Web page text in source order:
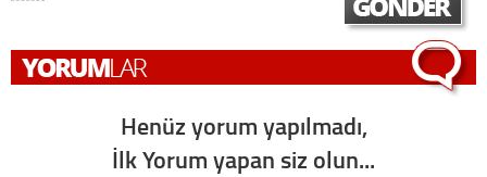
Henüz yorum yapılmadı,
İlk Yorum yapan siz olun...